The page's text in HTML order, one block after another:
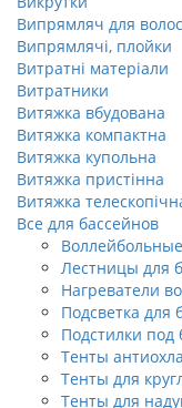
Випрямляч для
Випрямлячі, плойки
Витратні матеріали
Витратники
Витяжка вбудована
Витяжка компактна
Витяжка купольна
Витяжка пристінна
Витяжка
Все для бассейнов
Лестницы для
Нагреватели
Подсветка для
Подстилки под
Тенты
Тенты для
Тенты для